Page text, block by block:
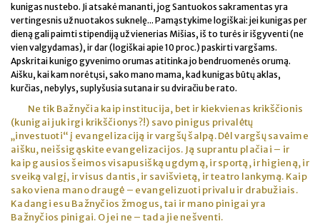
kunigas nustebo. Ji atsakė mananti, jog Santuokos sakramentas yra
vertingesnis už nuotakos suknelę... Pamąstykime logiškai: jei kunigas per
dieną gali paimti stipendiją už vienerias Mišias, iš to turės ir išgyventi (ne
vien valgydamas), ir dar (logiškai apie 10 proc.) paskirti vargšams.
Apskritai kunigo gyvenimo orumas atitinka jo bendruomenės orumą.
Aišku, kai kam norėtųsi, sako mano mama, kad kunigas būtų aklas,
kurčias, nebylys, suplyšusia sutana ir su dviračiu be rato.
Ne tik Bažnyčia kaip institucija, bet ir kiekvienas krikščionis
(kunigai juk irgi krikščionys?!) savo pinigus privalėtų
„investuoti“ į evangelizaciją ir vargšų šalpą. Dėl vargšų savaime
aišku, neišsigąskite evangelizacijos. Ją suprantu plačiai – ir
kaip gausios šeimos visapusišką ugdymą, ir sportą, ir higieną, ir
sveiką valgį, ir visus dantis, ir savišvietą, ir teatro lankymą. Kaip
sako viena mano draugė – evangelizuoti privalu ir drabužiais.
Kadangi esu Bažnyčios žmogus, tai ir mano pinigai yra
Bažnyčios pinigai. O jei ne – tada jie nešventi.